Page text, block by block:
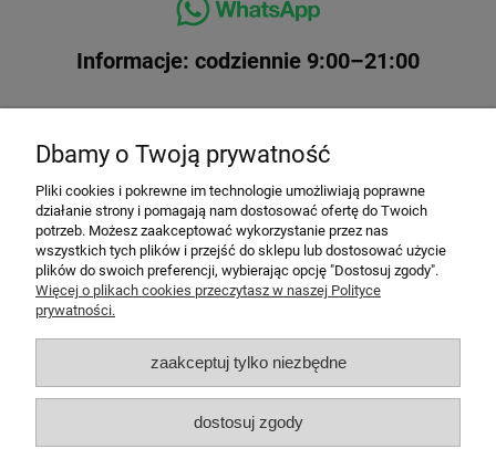
Informacje: codziennie 9:00–21:00
Top kategorie
Top imprezy
Top atrakcje
Dbamy o Twoją prywatność
Pliki cookies i pokrewne im technologie umożliwiają poprawne
działanie strony i pomagają nam dostosować ofertę do Twoich
potrzeb. Możesz zaakceptować wykorzystanie przez nas
wszystkich tych plików i przejść do sklepu lub dostosować użycie
plików do swoich preferencji, wybierając opcję "Dostosuj zgody".
Więcej o plikach cookies przeczytasz w naszej Polityce
prywatności.
zaakceptuj tylko niezbędne
dostosuj zgody